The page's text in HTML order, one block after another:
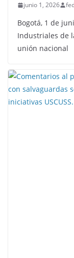
junio 1, 2026
Bogotá, 1 de
Industriales de
unión nacional